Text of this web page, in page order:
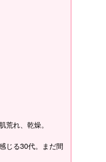
れ、乾燥。
じる30代。まだ間